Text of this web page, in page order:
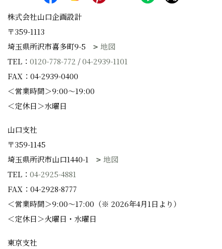
株式会社山口企画設計
〒359-1113
埼玉県所沢市喜多町9-5
地図
TEL： 0120-778-772 /04-2939-1101
FAX：04-2939-0400
＜営業時間＞9:00～19:00
＜定休日＞水曜日
山口支社
〒359-1145
埼玉県所沢市山口1440-1
地図
TEL： 04-2925-4881
FAX：04-2928-8777
＜営業時間＞9:00～17:00（※ 2026年4月1日より）
＜定休日＞火曜日・水曜日
東京支社